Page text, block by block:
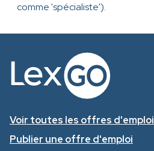
comme 'spécialiste').
Voir toutes les offres d'emploi
Publier une offre d'emploi